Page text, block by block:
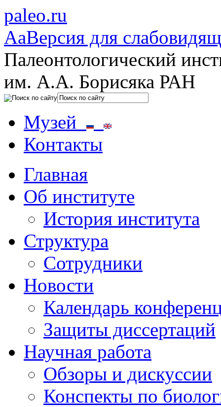
paleo.ru
AaВерсия для
Палеонтологический
им. А.А. Борисяка РАН
Музей
Контакты
Главная
Об институте
История института
Структура
Сотрудники
Новости
Календарь
Защиты диссертаций
Научная работа
Обзоры и дискуссии
Конспекты по